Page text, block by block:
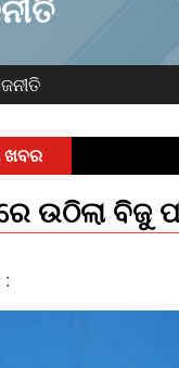
ଉଠିଲା
: